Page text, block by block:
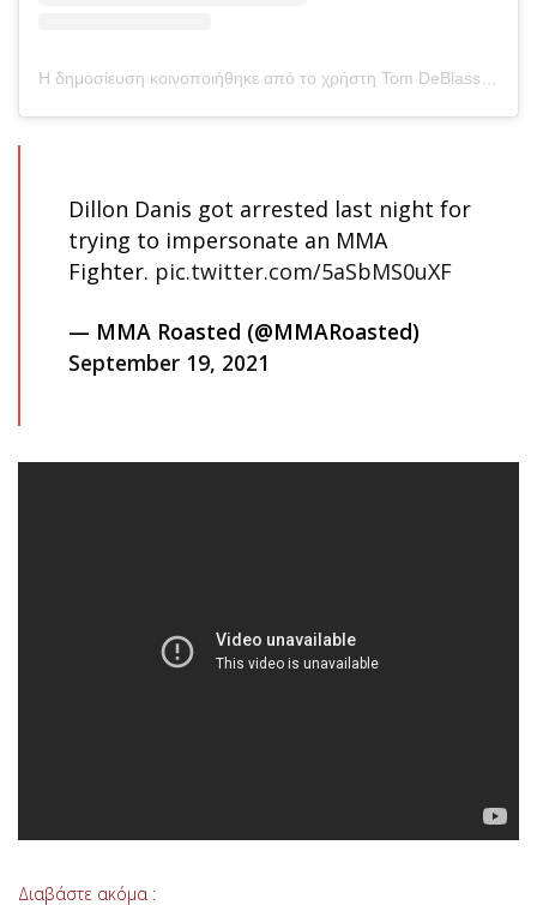
Dillon Danis got arrested last night for
trying to impersonate an MMA
Fighter. pic.twitter.com/5aSbMS0uXF
— MMA Roasted (@MMARoasted)
September 19, 2021
Διαβάστε ακόμα :